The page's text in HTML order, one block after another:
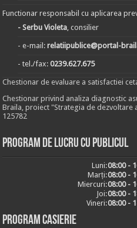
Functionar responsabil cu aplicarea
- Serbu Violeta, consilier
- e-mail:relatiipublice@portal-
- tel./fax:0239.627.675
Chestionar de evaluare a satisfactiei
Chestionar privind analiza diagnostic
Braila, proiect "Strategia de dezvoltare
125782
Program de lucru cu publicul
Luni:08:00 -
Marți:08:00 -
Miercuri:08:00 -
Joi:08:00 -
Vineri:08:00 -
Program casierie